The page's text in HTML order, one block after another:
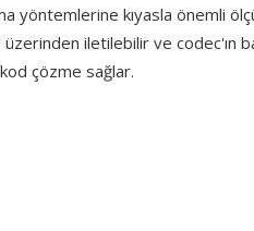
yöntemlerine kıyasla önemli
üzerinden iletilebilir ve codec'ın
çözme sağlar.